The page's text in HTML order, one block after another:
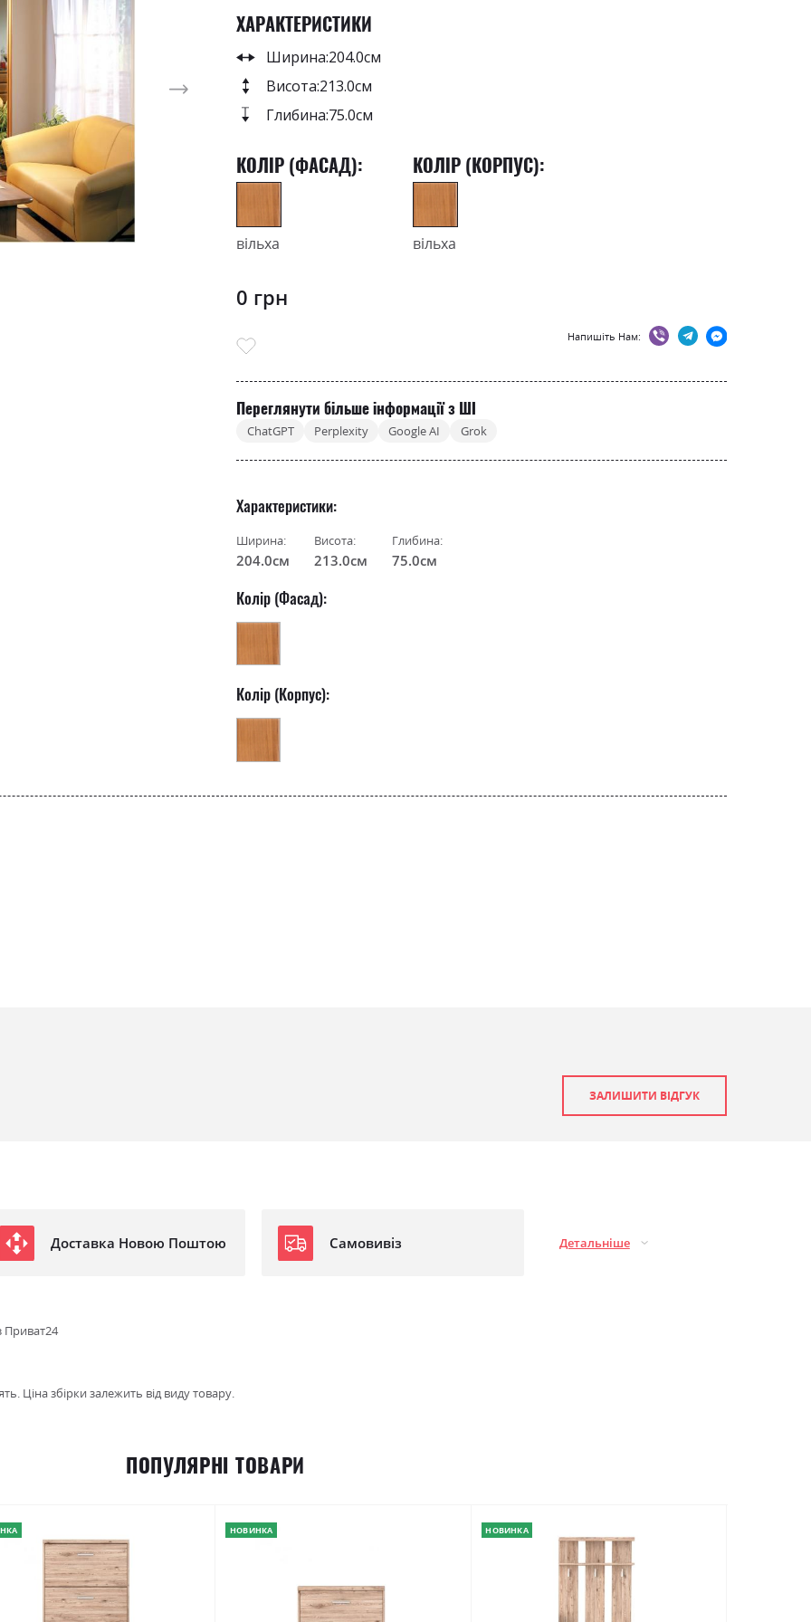
ХАРАКТЕРИСТИКИ
Ширина:204.0см
Висота:213.0см
Глибина:75.0см
КОЛІР (ФАСАД):
вільха
КОЛІР (КОРПУС):
вільха
0 грн
Напишіть Нам:
Переглянути більше інформації з ШІ
ChatGPT Perplexity Google AI Grok
Характеристики
Ширина:
204.0см
Висота:
213.0см
Глибина:
75.0см
Колір (Фасад):
Колір (Корпус):
ЗАЛИШИТИ ВІДГУК
Доставка Новою Поштою Самовивіз Детальніше
Приват24
Ціна збірки залежить від виду товару.
ПОПУЛЯРНІ ТОВАРИ
НОВИНКА НОВИНКА